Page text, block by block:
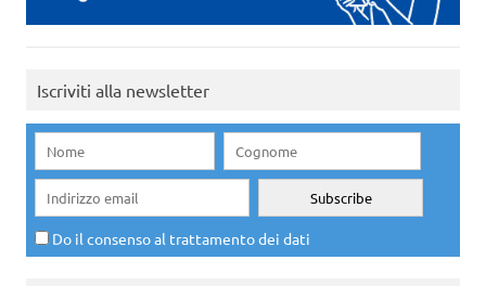
Iscriviti alla newsletter
Do il consenso al trattamento dei dati